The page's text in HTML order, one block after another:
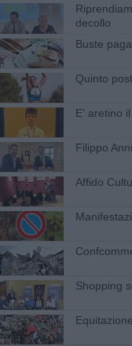
decollo
Buste
​Quinto
E' aretino
Filippo
Affido
Shopping